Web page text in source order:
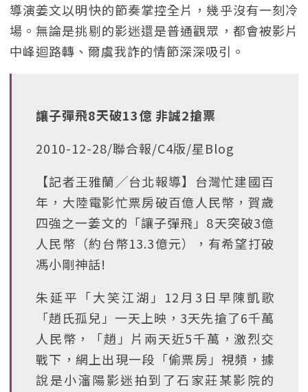
導演姜文以明快的節奏掌控全片，幾乎沒有一刻冷
場。無論是挑剔的影迷還是普通觀眾，都會被影片
中峰迴路轉、爾虞我詐的情節深深吸引。
讓子彈飛8天破13億 非誠2搶票
2010-12-28/聯合報/C4版/星Blog
【記者王雅蘭╱台北報導】台灣忙建國百
年，大陸電影忙票房破百億人民幣，賀歲
四強之一姜文的「讓子彈飛」8天突破3億
人民幣（約台幣13.3億元），有希望打破
馮小剛神話!
朱延平「大笑江湖」12月3日早陳凱歌
「趙氏孤兒」一天上映，3天先搶了6千萬
人民幣，「趙」片兩天近5千萬，激烈交
戰下，網上出現一段「偷票房」視頻，據
說是小瀋陽影迷拍到了石家莊某影院的